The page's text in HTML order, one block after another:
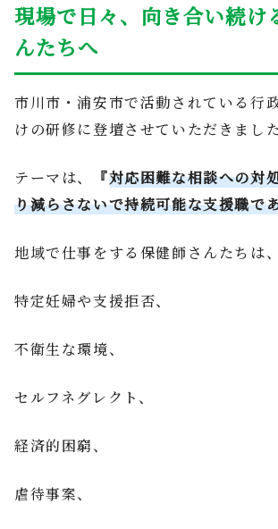
現場で日々、向き合い続け
んたちへ
市川市・浦安市で活動されている行
けの研修に登壇させていただきました
テーマは、 『対応困難な相談への対
り減らさないで持続可能な支援職で
地域で仕事をする保健師さんたちは、
特定妊婦や支援拒否、
不衛生な環境、
セルフネグレクト、
経済的困窮、
虐待事案、